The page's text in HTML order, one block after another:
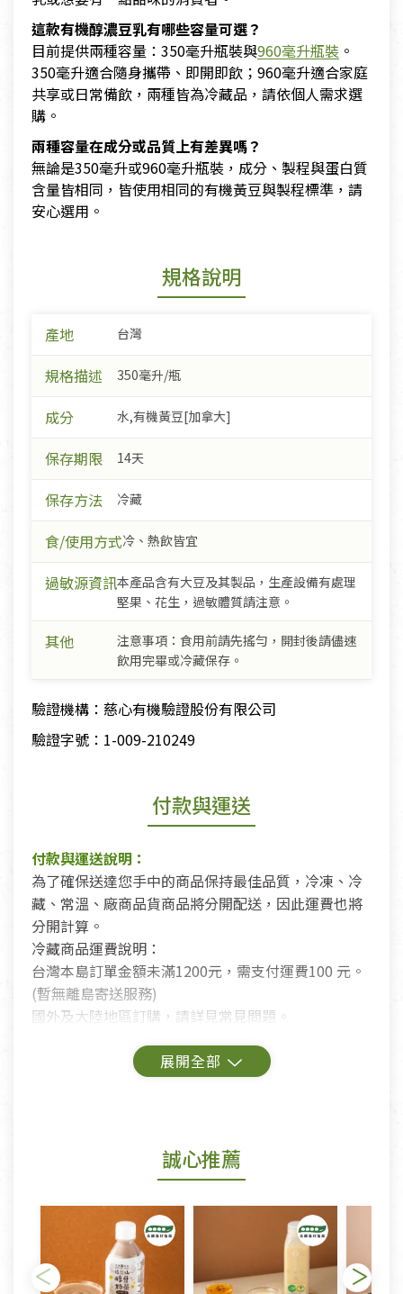
這款有機醇濃豆乳有哪些容量可選？
目前提供兩種容量：350毫升瓶裝與960毫升瓶裝 。
350毫升適合隨身攜帶、即開即飲；960毫升適合家庭
共享或日常備飲，兩種皆為冷藏品，請依個人需求選
購。
兩種容量在成分或品質上有差異嗎？
無論是350毫升或960毫升瓶裝，成分、製程與蛋白質
含量皆相同，皆使用相同的有機黃豆與製程標準，請
安心選用。
規格說明
產地 台灣
規格描述 350毫升/瓶
成分 水,有機黃豆[加拿大]
保存期限 14天
保存方法 冷藏
食/使用方式冷、熱飲皆宜
過敏源資訊本產品含有大豆及其製品，生產設備有處理
堅果、花生，過敏體質請注意。
其他
注意事項：食用前請先搖勻，開封後請儘速
飲用完畢或冷藏保存。
驗證機構：慈心有機驗證股份有限公司
驗證字號：1-009-210249
付款與運送
付款與運送說明：
為了確保送達您手中的商品保持最佳品質，冷凍、冷
藏、常溫、廠商品貨商品將分開配送，因此運費也將
分開計算。
冷藏商品運費說明：
台灣本島訂單金額未滿1200元，需支付運費100 元。
(暫無離島寄送服務)
國外及大陸地區訂購，請詳見常見問題。
鑑賞期商品說明：
若您購買的商品有下列「不適用七天鑑賞期商品」情
形者，除商品瑕疵以外，恕不接受退換貨.
依消保法之規定提供該商品七天免費鑑賞期(含例假
日)的服務，原則上若商品未經使用或被汙損(除商品
瑕疵)，一般皆可申請退換貨。
誠心推薦